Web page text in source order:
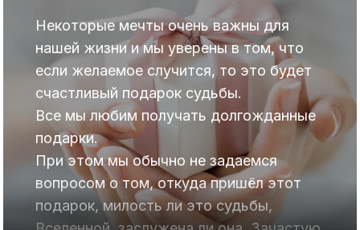
Некоторые мечты очень важны для
нашей жизни и мы уверены в том, что
если желаемое случится, то это будет
счастливый подарок судьбы.
Все мы любим получать долгожданные
подарки.
При этом мы обычно не задаемся
вопросом о том, откуда пришёл этот
подарок, милость ли это судьбы,